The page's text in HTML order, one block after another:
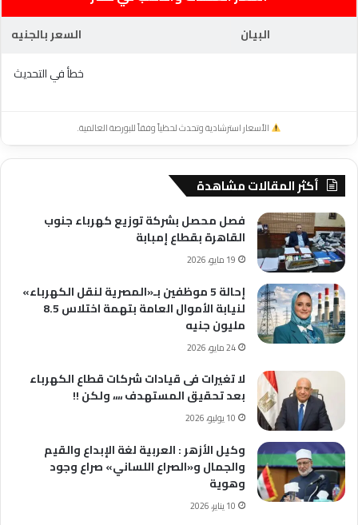
البيان
السعر بالجنيه
خطأ في التحديث
الأسعار استرشادية وتحدث لحظياً وفقاً للبورصة العالمية.
أكثر المقالات مشاهدة
فصل محصل بشركة توزيع كهرباء جنوب
القاهرة بقطاع إمبابة
19 مايو، 2026
إحالة 5 موظفين بـ«المصرية لنقل الكهرباء»
لنيابة الأموال العامة بتهمة اختلاس 8.5
مليون جنيه
24 مايو، 2026
لا تغيرات فى قيادات شركات قطاع الكهرباء
بعد تحقيق المستهدف ،،،، ولكن !!
10 يوليو، 2026
وكيل الأزهر : العربية لغة الإبداع والقيم
والجمال و«الصراع اللساني» صراع وجود
وهوية
10 يناير، 2026